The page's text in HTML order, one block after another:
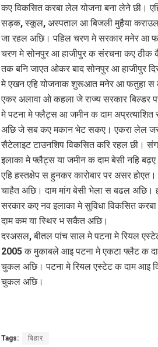
कए विकसित करबा लेल योजना बना लेने छी।
सड़क, स्कूल, अस्पताल आ बिजली मुहैया
जा रहल अछि। पहिल चरण मे सरकार मनेर आ
चरण मे सोनपुर आ हाजीपुर क संरचना कए
तक बनि जाएत ओकर बाद सोनपुर आ हाजीपुर
मे एखन एहि योजनाक शुरूआत मनेर आ फतुहा स
एकर अलावा ओ कहला जे राज्य सरकार
मे पटना मे फ्लैट्स आ जमीन क दाम
अछि जे सब कए मकान भेट सकए। एकरा लेल
सैटेलाइट टाउनशिप विकसित करि रहल छी।
इलाका मे फ्लैट्स या जमीन क दाम बेसी नहि
एहि हस्तक्षेप स हुनकर कारोबार पर असर
चाहैत अछि। दाम मांग बेसी भेला स बढल अछि।
सरकार कए नव इलाका मे सुविधा विकसित
दाम कम या स्थिर भ सकैत अछि।
दरअसल, बीतल पांच साल मे पटना मे रियल
2005 क मुकाबले आइ पटना मे एकटा फ्लैट क
चुकल अछि। पटना मे रियल एस्टेट क दाम आइ
चुकल अछि।
Tags: बिहार